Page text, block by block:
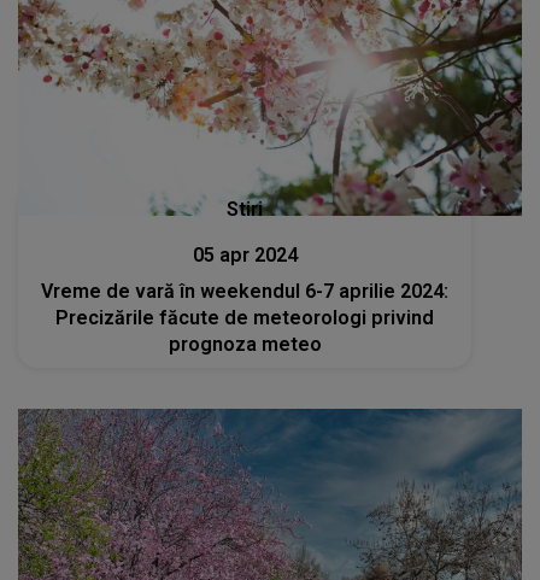
Stiri
05 apr 2024
Vreme de vară în weekendul 6-7 aprilie 2024:
Precizările făcute de meteorologi privind
prognoza meteo